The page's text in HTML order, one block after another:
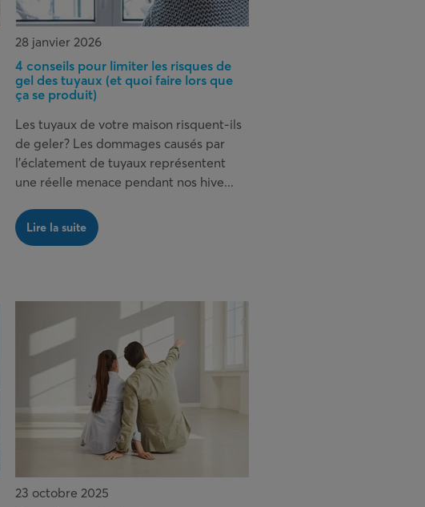
28 janvier 2026
4 conseils pour limiter les risques de
gel des tuyaux (et quoi faire lors que
ça se produit)
Les tuyaux de votre maison risquent-ils
de geler? Les dommages causés par
l’éclatement de tuyaux représentent
une réelle menace pendant nos hive...
Lire la suite
23 octobre 2025